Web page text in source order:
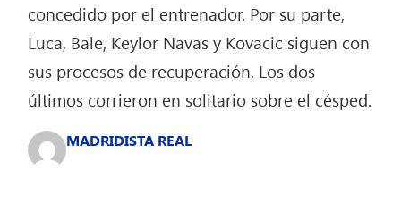
concedido por el entrenador. Por su parte,
Luca, Bale, Keylor Navas y Kovacic siguen con
sus procesos de recuperación. Los dos
últimos corrieron en solitario sobre el césped.
MADRIDISTA REAL